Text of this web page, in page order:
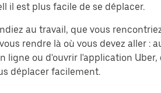
il est plus facile de se déplacer.
au travail, que vous
rendre là où vous devez aller :
ligne ou d'ouvrir l'application
déplacer facilement.